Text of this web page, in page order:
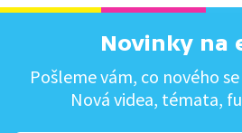
Novinky na
Pošleme vám, co nového
Nová videa, témata,